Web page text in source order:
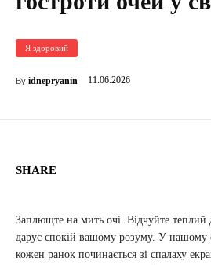
Я здоровий
By idnepryanin 11.06.2026
SHARE
Заплющте на мить очі. Відчуйте теплий
дарує спокій вашому розуму. У нашому
кожен ранок починається зі спалаху